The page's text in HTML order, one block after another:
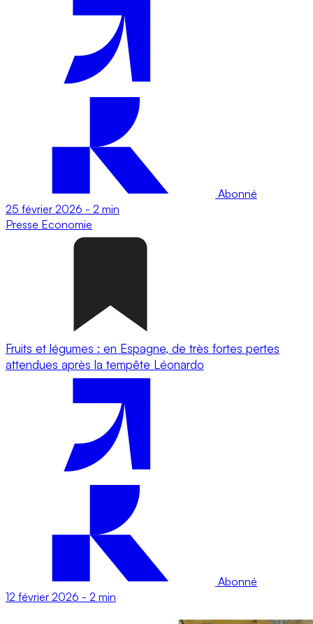
Abonné
25 février 2026 - 2 min
Presse Economie
Fruits et légumes : en Espagne, de très fortes pertes
attendues après la tempête Léonardo
Abonné
12 février 2026 - 2 min